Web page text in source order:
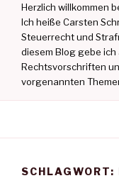
Herzlich willkommen
Ich heiße Carsten
Steuerrecht und
diesem Blog gebe ich
Rechtsvorschriften
vorgenannten
SCHLAGWORT: